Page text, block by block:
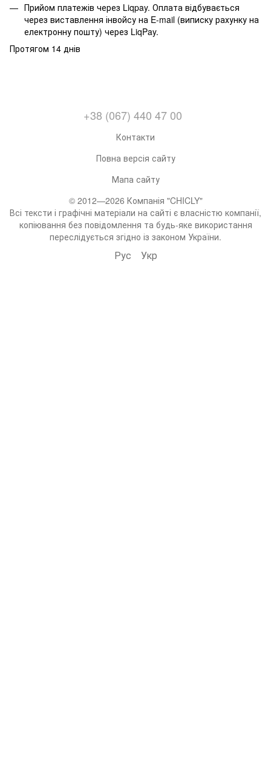
Прийом платежів через Liqpay. Оплата відбувається
через виставлення інвойсу на E-mail (виписку рахунку на
електронну пошту) через LiqPay.
Протягом 14 днів
+38 (067) 440 47 00
Контакти
Повна версія сайту
Мапа сайту
© 2012—2026 Компанія "CHICLY"
Всі тексти і графічні матеріали на сайті є власністю компанії,
копіювання без повідомлення та будь-яке використання
переслідується згідно із законом України.
Рус Укр